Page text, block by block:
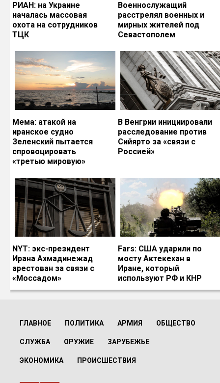
РИАН: на Украине
началась массовая
охота на сотрудников
ТЦК
Военнослужащий
расстрелял военных и
мирных жителей под
Севастополем
Мема: атакой на
иранское судно
Зеленский пытается
спровоцировать
«третью мировую»
В Венгрии инициировали
расследование против
Сийярто за «связи с
Россией»
NYT: экс-президент
Ирана Ахмадинежад
арестован за связи с
«Моссадом»
Fars: США ударили по
мосту Актекехан в
Иране, который
используют РФ и КНР
ГЛАВНОЕ ПОЛИТИКА АРМИЯ ОБЩЕСТВО
СЛУЖБА ОРУЖИЕ ЗАРУБЕЖЬЕ
ЭКОНОМИКА ПРОИСШЕСТВИЯ